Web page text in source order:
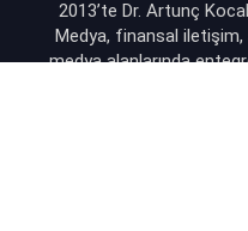
2013’te Dr. Artunç
Medya, finansal
medya alanlarında